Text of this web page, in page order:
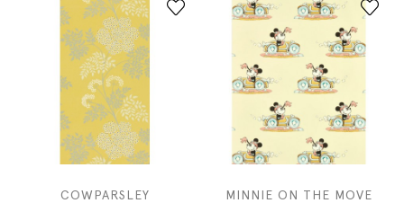
COWPARSLEY MINNIE ON THE MOVE